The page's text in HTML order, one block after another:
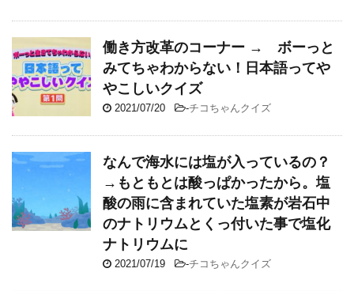
働き方改革のコーナー → ボーっと
みてちゃわからない！日本語ってや
やこしいクイズ
2021/07/20 -チコちゃんクイズ
なんで海水には塩が入っているの？
→もともとは酸っぱかったから。塩
酸の雨に含まれていた塩素が岩石中
のナトリウムとくっ付いた事で塩化
ナトリウムに
2021/07/19 -チコちゃんクイズ